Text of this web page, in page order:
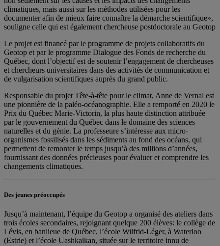
climatiques, mais aussi sur les méthodes utilisées pour les
documenter afin de mieux faire connaître la démarche scientifique»,
souligne celle qui est également chercheuse postdoctorale au Geotop
Le projet est financé par le programme de projets collaboratifs du
Geotop et par le programme Dialogue des Fonds de recherche du
Québec, dont l’objectif est de soutenir l’engagement de chercheuses
et chercheurs universitaires dans des activités de communication et
de vulgarisation scientifiques auprès du grand public.
Responsable du projet Tête-à-tête pour le climat, Anne de Vernal est
une pionnière de la paléo-océanographie. Elle a remporté en 2020 le
Prix du Québec Marie-Victorin, la plus haute distinction attribuée
par le gouvernement du Québec dans le domaine des sciences
naturelles et du génie. La professeure s’intéresse aux micro-
organismes fossilisés dans les sédiments au fond des océans, qui
permettent de remonter le temps jusqu’à des millions d’années,
fournissant des données précieuses pour évaluer et comprendre les
changements climatiques.
Des jeunes préoccupés
Jusqu’à maintenant, l’équipe du Geotop a organisé des ateliers dans
trois écoles secondaires, rejoignant quelque 200 élèves: le collège de
Lévis, en banlieue de Québec, l’école Wilfrid-Léger, à Waterloo
(Estrie) et l’école Uashkaikan, située sur le territoire innu de